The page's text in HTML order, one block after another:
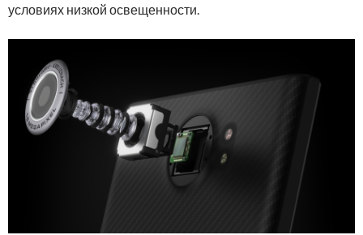
условиях низкой освещенности.